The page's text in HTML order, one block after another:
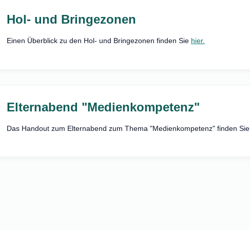
Hol- und Bringezonen
Einen Überblick zu den Hol- und Bringezonen finden Sie hier.
Elternabend "Medienkompetenz"
Das Handout zum Elternabend zum Thema "Medienkompetenz" finden